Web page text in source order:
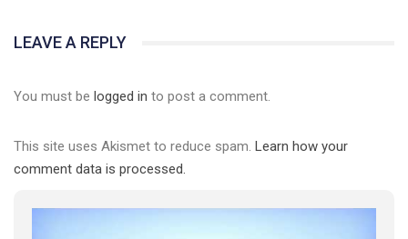
LEAVE A REPLY
You must be logged in to post a comment.
This site uses Akismet to reduce spam. Learn how your
comment data is processed.
5/17/2020